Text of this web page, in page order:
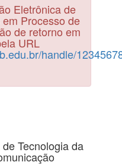
Eletrônica de
Processo de
de retorno em
URL
handle/
Tecnologia da